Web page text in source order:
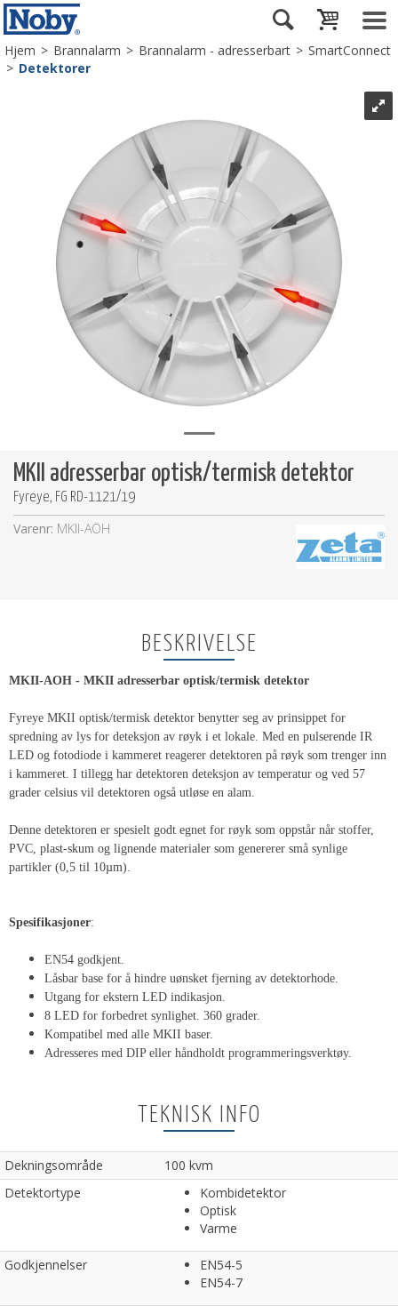
Hjem>Brannalarm>Brannalarm - adresserbart>SmartConnect
>Detektorer
MKII adresserbar optisk/termisk detektor
Fyreye, FG RD-1121/19
Varenr: MKII-AOH
BESKRIVELSE
MKII-AOH - MKII adresserbar optisk/termisk detektor
Fyreye MKII optisk/termisk detektor benytter seg av prinsippet for
spredning av lys for deteksjon av røyk i et lokale. Med en pulserende IR
LED og fotodiode i kammeret reagerer detektoren på røyk som trenger inn
i kammeret. I tillegg har detektoren deteksjon av temperatur og ved 57
grader celsius vil detektoren også utløse en alam.
Denne detektoren er spesielt godt egnet for røyk som oppstår når stoffer,
PVC, plast-skum og lignende materialer som genererer små synlige
partikler (0,5 til 10µm).
Spesifikasjoner:
EN54 godkjent.
Låsbar base for å hindre uønsket fjerning av detektorhode.
Utgang for ekstern LED indikasjon.
8 LED for forbedret synlighet. 360 grader.
Kompatibel med alle MKII baser.
Adresseres med DIP eller håndholdt programmeringsverktøy.
TEKNISK INFO
Dekningsområde
100 kvm
Detektortype
Kombidetektor
Optisk
Varme
Godkjennelser
EN54-5
EN54-7